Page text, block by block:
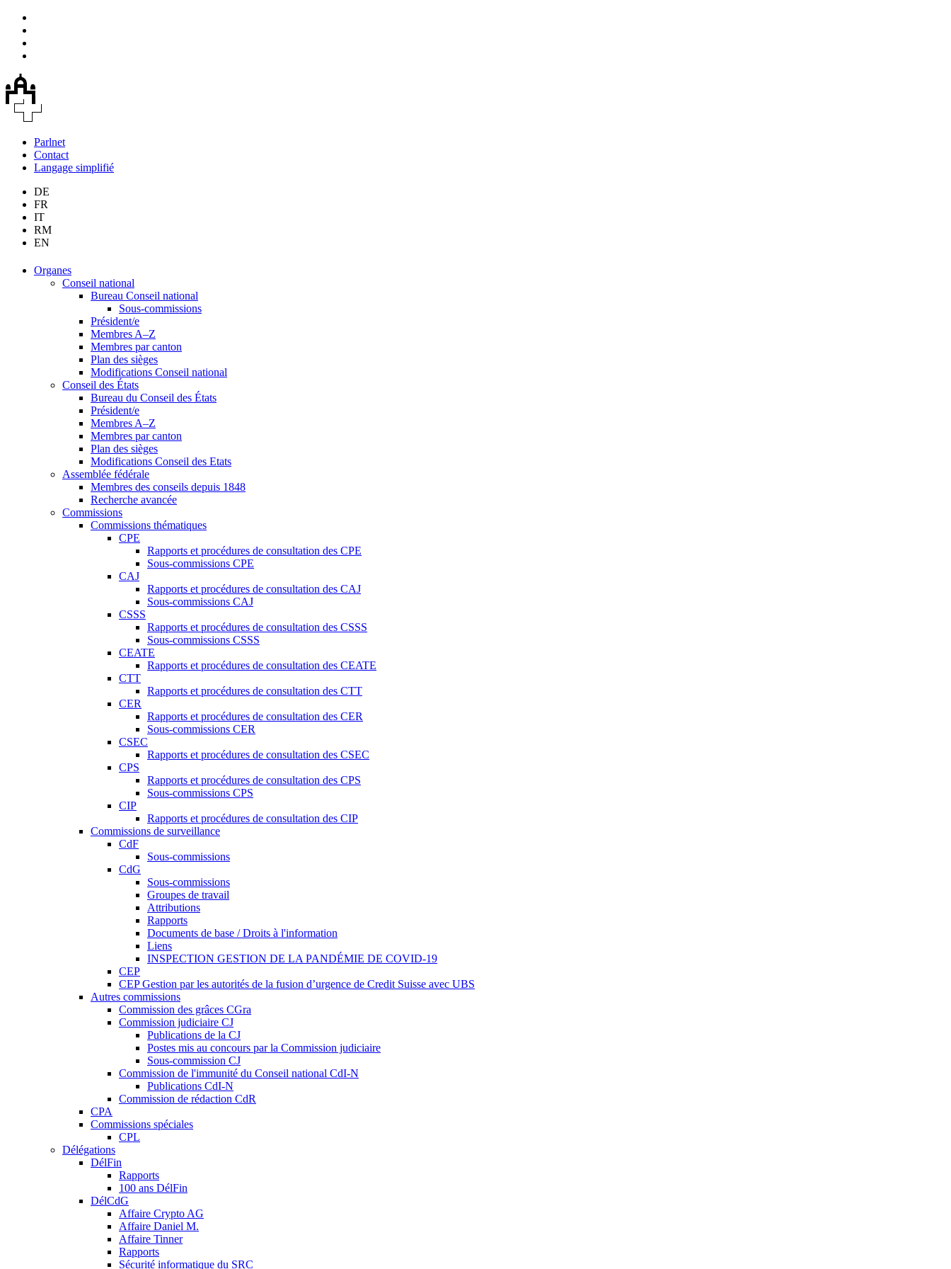
Parlnet
Contact
Langage simplifié
DE
FR
IT
RM
EN
Organes
Conseil national
Bureau Conseil national
Sous-commissions
Président/e
Membres A–Z
Membres par canton
Plan des sièges
Modifications Conseil national
Conseil des États
Bureau du Conseil des États
Président/e
Membres A–Z
Membres par canton
Plan des sièges
Modifications Conseil des Etats
Assemblée fédérale
Membres des conseils depuis 1848
Recherche avancée
Commissions
Commissions thématiques
CPE
Rapports et procédures de consultation des CPE
Sous-commissions CPE
CAJ
Rapports et procédures de consultation des CAJ
Sous-commissions CAJ
CSSS
Rapports et procédures de consultation des CSSS
Sous-commissions CSSS
CEATE
Rapports et procédures de consultation des CEATE
CTT
Rapports et procédures de consultation des CTT
CER
Rapports et procédures de consultation des CER
Sous-commissions CER
CSEC
Rapports et procédures de consultation des CSEC
CPS
Rapports et procédures de consultation des CPS
Sous-commissions CPS
CIP
Rapports et procédures de consultation des CIP
Commissions de surveillance
CdF
Sous-commissions
CdG
Sous-commissions
Groupes de travail
Attributions
Rapports
Documents de base / Droits à l'information
Liens
INSPECTION GESTION DE LA PANDÉMIE DE COVID-19
CEP
CEP Gestion par les autorités de la fusion d’urgence de Credit Suisse avec UBS
Autres commissions
Commission des grâces CGra
Commission judiciaire CJ
Publications de la CJ
Postes mis au concours par la Commission judiciaire
Sous-commission CJ
Commission de l'immunité du Conseil national CdI-N
Publications CdI-N
Commission de rédaction CdR
CPA
Commissions spéciales
CPL
Délégations
DélFin
Rapports
100 ans DélFin
DélCdG
Affaire Crypto AG
Affaire Daniel M.
Affaire Tinner
Rapports
Sécurité informatique du SRC